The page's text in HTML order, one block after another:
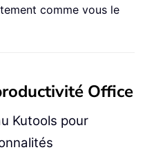
comme vous le
Office
Kutools pour